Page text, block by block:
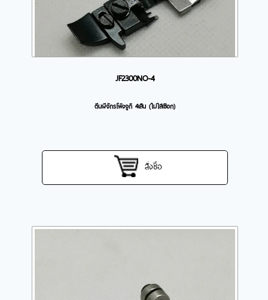
JF2300NO-4
ตีนผีจักรโพ้งจูกิ 4เส้น (ไม่ใส่เชือก)
สั่งซื้อ